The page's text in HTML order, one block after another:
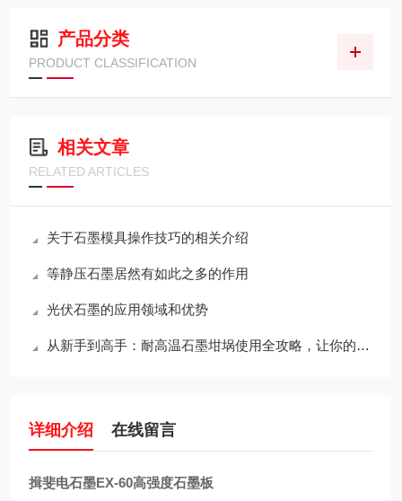
产品分类
PRODUCT CLASSIFICATION
相关文章
RELATED ARTICLES
关于石墨模具操作技巧的相关介绍
等静压石墨居然有如此之多的作用
光伏石墨的应用领域和优势
从新手到高手：耐高温石墨坩埚使用全攻略，让你的工作更出色！
详细介绍 在线留言
揖斐电石墨EX-60高强度石墨板